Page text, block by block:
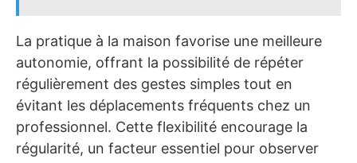
La pratique à la maison favorise une meilleure
autonomie, offrant la possibilité de répéter
régulièrement des gestes simples tout en
évitant les déplacements fréquents chez un
professionnel. Cette flexibilité encourage la
régularité, un facteur essentiel pour observer